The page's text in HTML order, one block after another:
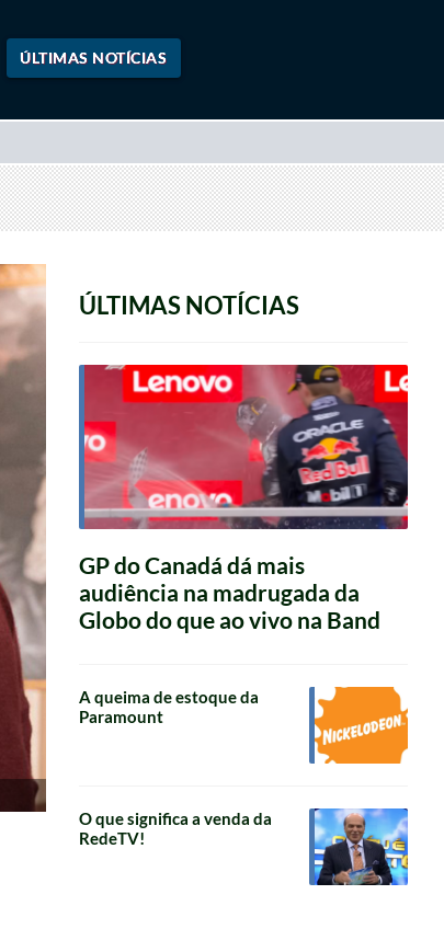
ÚLTIMAS NOTÍCIAS
ÚLTIMAS NOTÍCIAS
GP do Canadá dá mais
audiência na madrugada da
Globo do que ao vivo na Band
A queima de estoque da
Paramount
O que significa a venda da
RedeTV!